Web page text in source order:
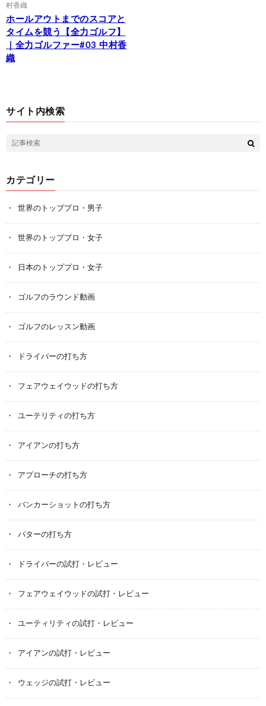
村香織
ホールアウトまでのスコアと
タイムを競う【全力ゴルフ】
｜全力ゴルファー#03 中村香
織
サイト内検索
カテゴリー
世界のトッププロ・男子
世界のトッププロ・女子
日本のトッププロ・女子
ゴルフのラウンド動画
ゴルフのレッスン動画
ドライバーの打ち方
フェアウェイウッドの打ち方
ユーテリティの打ち方
アイアンの打ち方
アプローチの打ち方
バンカーショットの打ち方
パターの打ち方
ドライバーの試打・レビュー
フェアウェイウッドの試打・レビュー
ユーティリティの試打・レビュー
アイアンの試打・レビュー
ウェッジの試打・レビュー